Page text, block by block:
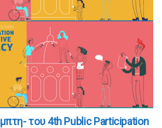
του 4th Public Participation